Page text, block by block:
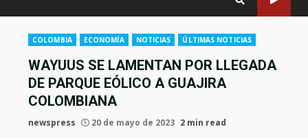
COLOMBIA ECONOMÍA NOTICIAS ÚLTIMAS NOTICIAS
WAYUUS SE LAMENTAN POR LLEGADA
DE PARQUE EÓLICO A GUAJIRA
COLOMBIANA
newspress 20 de mayo de 2023 2 min read